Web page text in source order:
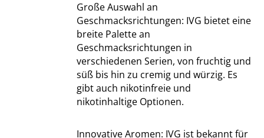
Große Auswahl an
Geschmacksrichtungen: IVG bietet eine
breite Palette an
Geschmacksrichtungen in
verschiedenen Serien, von fruchtig und
süß bis hin zu cremig und würzig. Es
gibt auch nikotinfreie und
nikotinhaltige Optionen.
Innovative Aromen: IVG ist bekannt für